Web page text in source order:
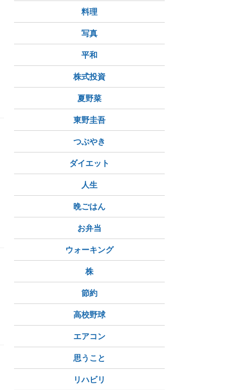
エトワールバイオレット
料理
写真
平和
株式投資
夏野菜
東野圭吾
つぶやき
ダイエット
人生
晩ごはん
お弁当
ウォーキング
株
節約
高校野球
エアコン
思うこと
リハビリ